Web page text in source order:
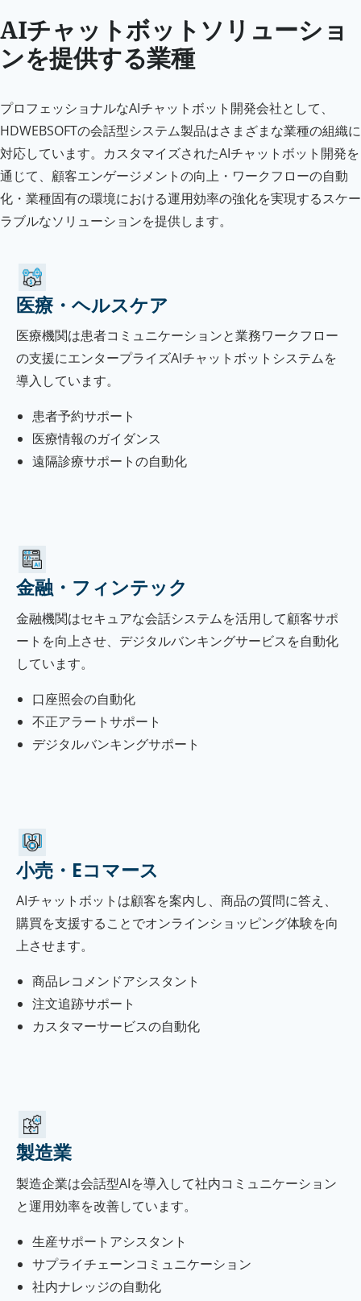
AIチャットボットソリューショ
ンを提供する業種
プロフェッショナルなAIチャットボット開発会社として、
HDWEBSOFTの会話型システム製品はさまざまな業種の組織に
対応しています。カスタマイズされたAIチャットボット開発を
通じて、顧客エンゲージメントの向上・ワークフローの自動
化・業種固有の環境における運用効率の強化を実現するスケー
ラブルなソリューションを提供します。
医療・ヘルスケア
医療機関は患者コミュニケーションと業務ワークフロー
の支援にエンタープライズAIチャットボットシステムを
導入しています。
患者予約サポート
医療情報のガイダンス
遠隔診療サポートの自動化
金融・フィンテック
金融機関はセキュアな会話システムを活用して顧客サポ
ートを向上させ、デジタルバンキングサービスを自動化
しています。
口座照会の自動化
不正アラートサポート
デジタルバンキングサポート
小売・Eコマース
AIチャットボットは顧客を案内し、商品の質問に答え、
購買を支援することでオンラインショッピング体験を向
上させます。
商品レコメンドアシスタント
注文追跡サポート
カスタマーサービスの自動化
製造業
製造企業は会話型AIを導入して社内コミュニケーション
と運用効率を改善しています。
生産サポートアシスタント
サプライチェーンコミュニケーション
社内ナレッジの自動化